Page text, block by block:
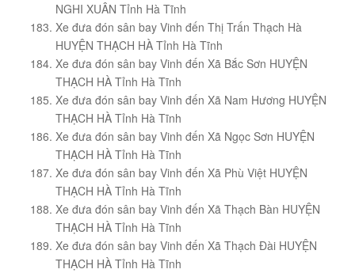
NGHI XUÂN Tỉnh Hà Tĩnh
Xe đưa đón sân bay Vinh đến Thị Trấn Thạch Hà
HUYỆN THẠCH HÀ Tỉnh Hà Tĩnh
Xe đưa đón sân bay Vinh đến Xã Bắc Sơn HUYỆN
THẠCH HÀ Tỉnh Hà Tĩnh
Xe đưa đón sân bay Vinh đến Xã Nam Hương HUYỆN
THẠCH HÀ Tỉnh Hà Tĩnh
Xe đưa đón sân bay Vinh đến Xã Ngọc Sơn HUYỆN
THẠCH HÀ Tỉnh Hà Tĩnh
Xe đưa đón sân bay Vinh đến Xã Phù Việt HUYỆN
THẠCH HÀ Tỉnh Hà Tĩnh
Xe đưa đón sân bay Vinh đến Xã Thạch Bàn HUYỆN
THẠCH HÀ Tỉnh Hà Tĩnh
Xe đưa đón sân bay Vinh đến Xã Thạch Đài HUYỆN
THẠCH HÀ Tỉnh Hà Tĩnh